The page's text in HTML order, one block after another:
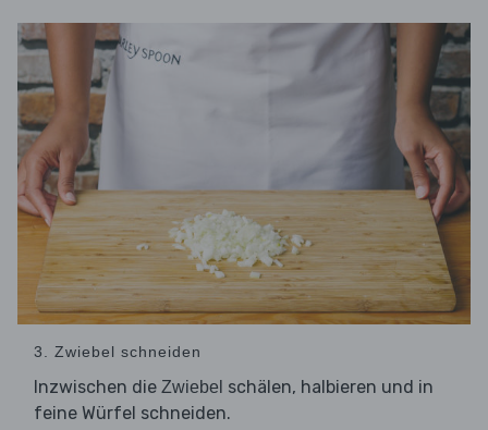
3. Zwiebel schneiden
Inzwischen die Zwiebel schälen, halbieren und in
feine Würfel schneiden.